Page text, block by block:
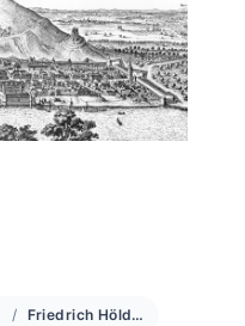
Friedrich Hölderlin